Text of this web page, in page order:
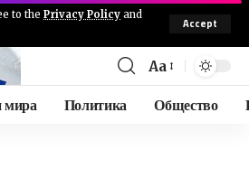
to the Privacy Policy and
Accept
Aa
мира Политика Общество